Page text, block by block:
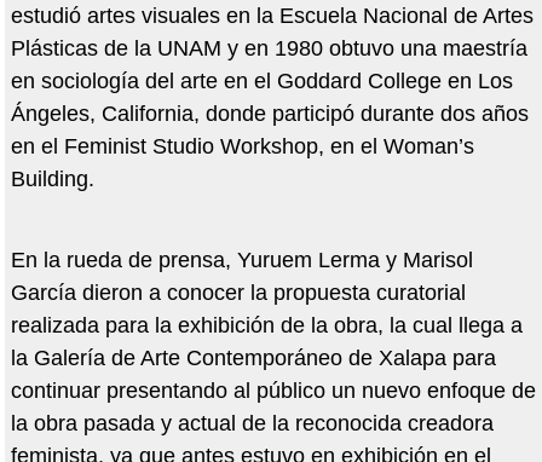
estudió artes visuales en la Escuela Nacional de Artes
Plásticas de la UNAM y en 1980 obtuvo una maestría
en sociología del arte en el Goddard College en Los
Ángeles, California, donde participó durante dos años
en el Feminist Studio Workshop, en el Woman’s
Building.
En la rueda de prensa, Yuruem Lerma y Marisol
García dieron a conocer la propuesta curatorial
realizada para la exhibición de la obra, la cual llega a
la Galería de Arte Contemporáneo de Xalapa para
continuar presentando al público un nuevo enfoque de
la obra pasada y actual de la reconocida creadora
feminista, ya que antes estuvo en exhibición en el